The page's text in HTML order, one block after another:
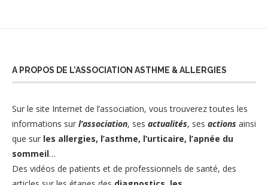
A PROPOS DE L’ASSOCIATION ASTHME & ALLERGIES
Sur le site Internet de l’association, vous trouverez toutes les
informations sur l’association, ses actualités, ses actions ainsi
que sur les allergies, l’asthme, l’urticaire, l’apnée du
sommeil…
Des vidéos de patients et de professionnels de santé, des